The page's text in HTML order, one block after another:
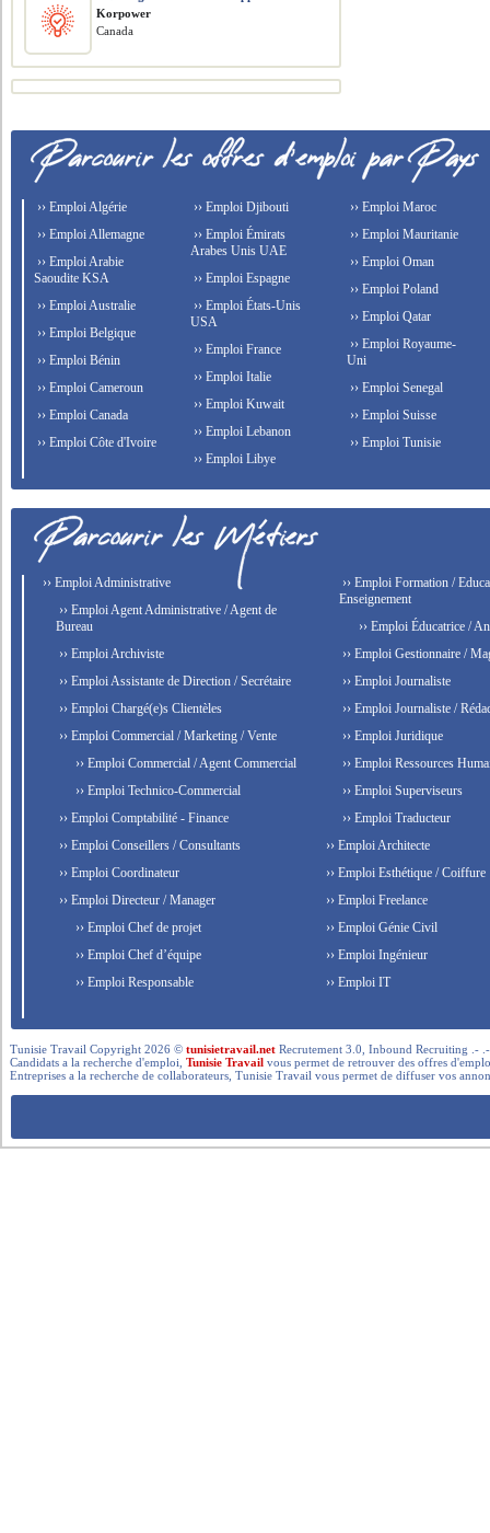
Korpower
Canada
›› Emploi Algérie
›› Emploi Allemagne
›› Emploi Arabie
Saoudite KSA
›› Emploi Australie
›› Emploi Belgique
›› Emploi Bénin
›› Emploi Cameroun
›› Emploi Canada
›› Emploi Côte d'Ivoire
›› Emploi Djibouti
›› Emploi Émirats
Arabes Unis UAE
›› Emploi Espagne
›› Emploi États-Unis
USA
›› Emploi France
›› Emploi Italie
›› Emploi Kuwait
›› Emploi Lebanon
›› Emploi Libye
›› Emploi Maroc
›› Emploi Mauritanie
›› Emploi Oman
›› Emploi Poland
›› Emploi Qatar
›› Emploi Royaume-
Uni
›› Emploi Senegal
›› Emploi Suisse
›› Emploi Tunisie
›› Emploi Administrative
›› Emploi Agent Administrative / Agent de
Bureau
›› Emploi Archiviste
›› Emploi Assistante de Direction / Secrétaire
›› Emploi Chargé(e)s Clientèles
›› Emploi Commercial / Marketing / Vente
›› Emploi Commercial / Agent Commercial
›› Emploi Technico-Commercial
›› Emploi Comptabilité - Finance
›› Emploi Conseillers / Consultants
›› Emploi Coordinateur
›› Emploi Directeur / Manager
›› Emploi Chef de projet
›› Emploi Chef d’équipe
›› Emploi Responsable
›› Emploi Formation /
Enseignement
›› Emploi Éducatrice /
›› Emploi Gestionnaire /
›› Emploi Journaliste
›› Emploi Journaliste /
›› Emploi Juridique
›› Emploi Ressources
›› Emploi Superviseurs
›› Emploi Traducteur
›› Emploi Architecte
›› Emploi Esthétique / Coiffure
›› Emploi Freelance
›› Emploi Génie Civil
›› Emploi Ingénieur
›› Emploi IT
Tunisie Travail Copyright 2026 ©tunisietravail.net Recrutement 3.0, Inbound Recruiting .-
Candidats a la recherche d'emploi,Tunisie Travail vous permet de retrouver des offres
Entreprises a la recherche de collaborateurs, Tunisie Travail vous permet de diffuser vos